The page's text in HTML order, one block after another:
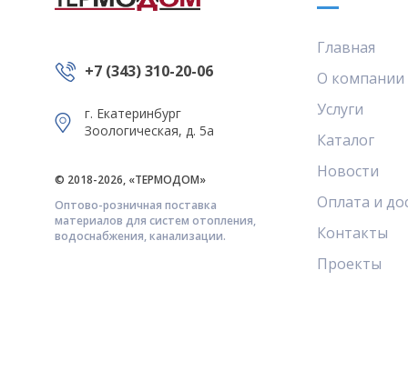
+7 (343) 310-20-06
г. Екатеринбург
Зоологическая, д. 5а
© 2018-2026, «ТЕРМОДОМ»
Оптово-розничная поставка
материалов для систем отопления,
водоснабжения, канализации.
Главная
О компании
Услуги
Каталог
Новости
Оплата и
Контакты
Проекты